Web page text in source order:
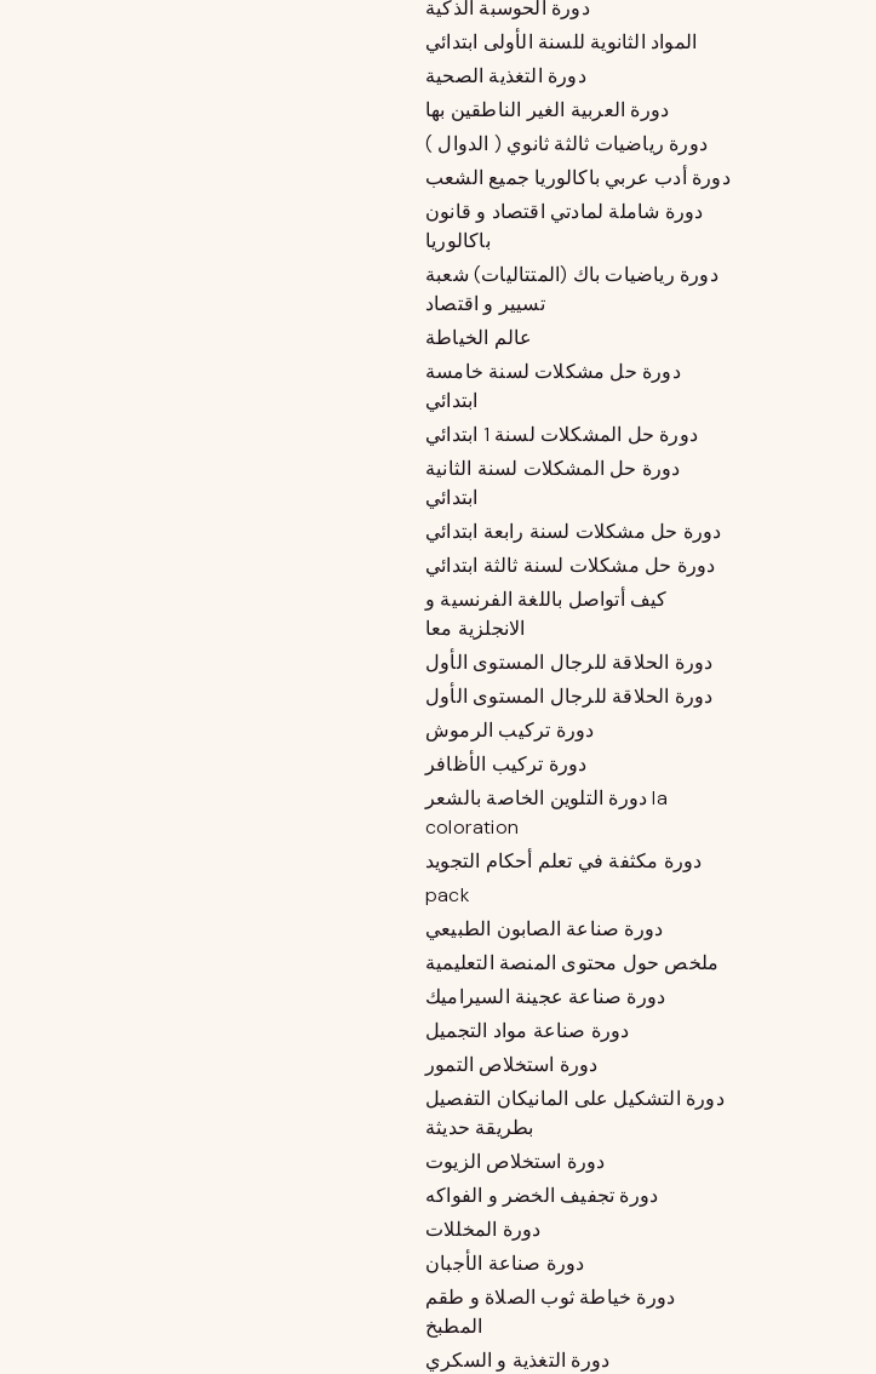
دورة الحوسبة الذكية
المواد الثانوية للسنة الأولى ابتدائي
دورة التغذية الصحية
دورة العربية الغير الناطقين بها
دورة رياضيات ثالثة ثانوي ( الدوال )
دورة أدب عربي باكالوريا جميع الشعب
دورة شاملة لمادتي اقتصاد و قانون
باكالوريا
دورة رياضيات باك (المتتاليات) شعبة
تسيير و اقتصاد
عالم الخياطة
دورة حل مشكلات لسنة خامسة
ابتدائي
دورة حل المشكلات لسنة 1 ابتدائي
دورة حل المشكلات لسنة الثانية
ابتدائي
دورة حل مشكلات لسنة رابعة ابتدائي
دورة حل مشكلات لسنة ثالثة ابتدائي
كيف أتواصل باللغة الفرنسية و
الانجلزية معا
دورة الحلاقة للرجال المستوى الأول
دورة الحلاقة للرجال المستوى الأول
دورة تركيب الرموش
دورة تركيب الأظافر
دورة التلوين الخاصة بالشعر la
coloration
دورة مكثفة في تعلم أحكام التجويد
pack
دورة صناعة الصابون الطبيعي
ملخص حول محتوى المنصة التعليمية
دورة صناعة عجينة السيراميك
دورة صناعة مواد التجميل
دورة استخلاص التمور
دورة التشكيل على المانيكان التفصيل
بطريقة حديثة
دورة استخلاص الزيوت
دورة تجفيف الخضر و الفواكه
دورة المخللات
دورة صناعة الأجبان
دورة خياطة ثوب الصلاة و طقم
المطبخ
دورة التغذية و السكري